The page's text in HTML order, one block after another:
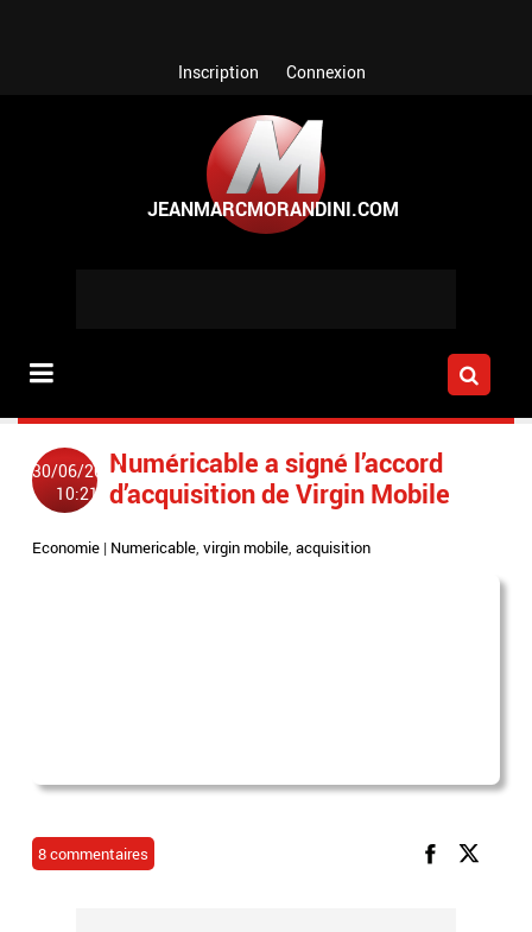
Inscription Connexion
30/06/2014
10:21
Numéricable a signé l’accord
d’acquisition de Virgin Mobile
Economie | Numericable,virgin mobile,acquisition
8 commentaires